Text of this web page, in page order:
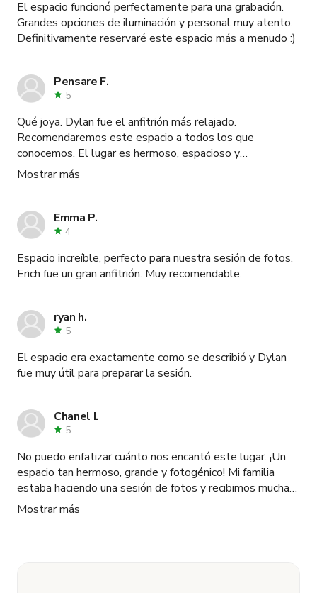
El espacio funcionó perfectamente para una grabación.
Grandes opciones de iluminación y personal muy atento.
Definitivamente reservaré este espacio más a menudo :)
Pensare F.
5
Qué joya. Dylan fue el anfitrión más relajado.
Recomendaremos este espacio a todos los que
conocemos. El lugar es hermoso, espacioso y
totalmente relajado. A todo nuestro equipo le encantó.
Y cuando accidentalmente olvidamos algunas tarjetas
siguiente evento y nos las entregó al día siguiente. Nada
negativo que decir sobre esta experiencia. 10/10 sin
Mostrar más
Emma P.
4
Espacio increíble, perfecto para nuestra sesión de fotos.
Erich fue un gran anfitrión. Muy recomendable.
ryan h.
5
El espacio era exactamente como se describió y Dylan
fue muy útil para preparar la sesión.
Chanel I.
5
No puedo enfatizar cuánto nos encantó este lugar. ¡Un
espacio tan hermoso, grande y fotogénico! Mi familia
estaba haciendo una sesión de fotos y recibimos mucha
ayuda con la iluminación y consejos sobre el lugar. Lo
recomendaría mucho para cualquier sesión de foto o
Mostrar más